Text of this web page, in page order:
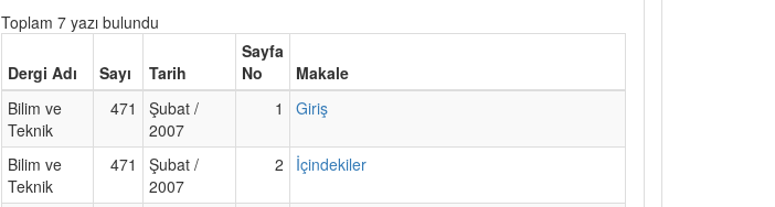
Toplam 7 yazı bulundu
Dergi Adı Sayı Tarih
Sayfa
No
Makale
Bilim ve
Teknik
471
Şubat /
2007
1 Giriş
Bilim ve
Teknik
471
Şubat /
2007
2 İçindekiler